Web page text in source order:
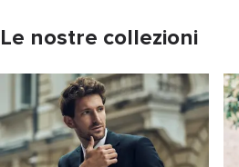
Le nostre collezioni